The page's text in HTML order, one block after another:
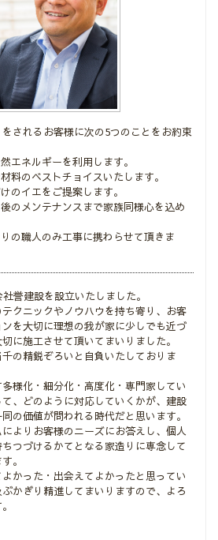
されるお客様に次の5つのことをお約束
エネルギーを利用します。
料のベストチョイスいたします。
のイエをご提案します。
のメンテナンスまで家族同様心を込め
の職人のみ工事に携わらせて頂きま
誉建設を設立いたしました。
クニックやノウハウを持ち寄り、お客
を大切に理想の我が家に少しでも近づ
に施工させて頂いてまいりました。
の精鋭ぞろいと自負いたしておりま
様化・細分化・高度化・専門家してい
、どのように対応していくかが、建設
の価値が問われる時代だと思います。
よりお客様のニーズにお答えし、個人
つづけるかてとなる家造りに専念して
。
かった・出会えてよかったと思ってい
かぎり精進してまいりますので、よろ